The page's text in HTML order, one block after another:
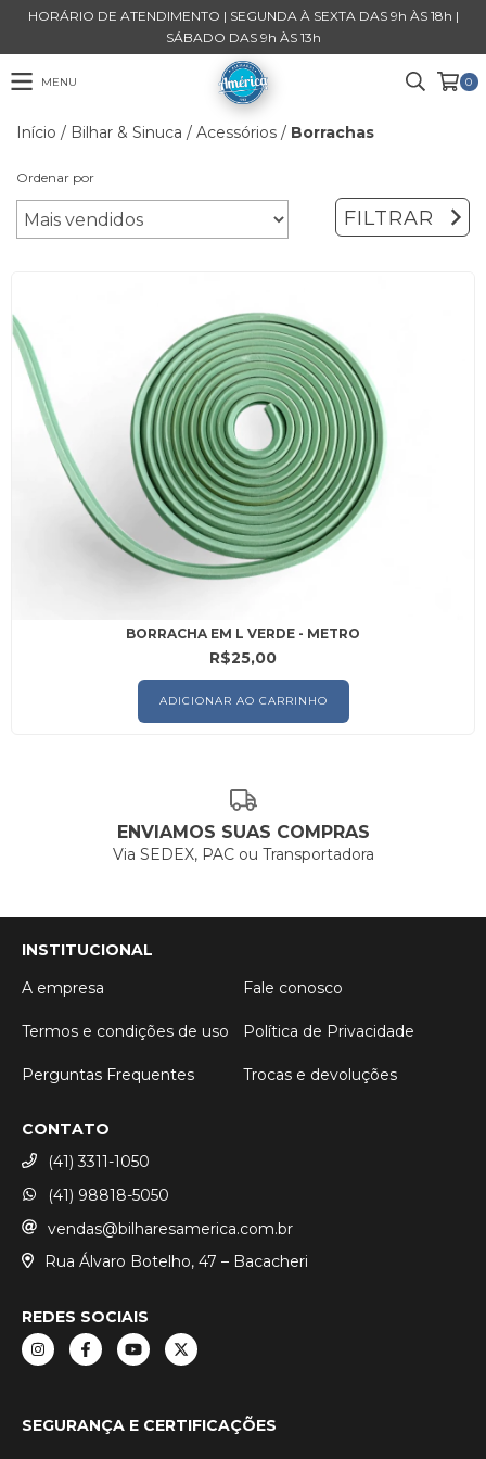
HORÁRIO DE ATENDIMENTO | SEGUNDA À SEXTA DAS 9h ÀS 18h |
SÁBADO DAS 9h ÀS 13h
MENU 0
Início / Bilhar & Sinuca / Acessórios / Borrachas
Ordenar por
FILTRAR
BORRACHA EM L VERDE - METRO
R$25,00
ENVIAMOS SUAS COMPRAS
Via SEDEX, PAC ou Transportadora
INSTITUCIONAL
A empresa
Fale conosco
Termos e condições de uso Política de Privacidade
Perguntas Frequentes Trocas e devoluções
CONTATO
(41) 3311-1050
(41) 98818-5050
vendas@bilharesamerica.com.br
Rua Álvaro Botelho, 47 – Bacacheri
REDES SOCIAIS
SEGURANÇA E CERTIFICAÇÕES